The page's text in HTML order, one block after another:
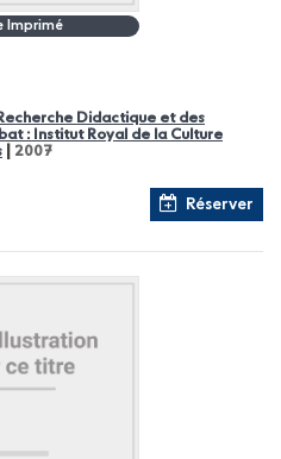
Imprimé
Didactique et des
: Institut Royal de la Culture
2007
Réserver